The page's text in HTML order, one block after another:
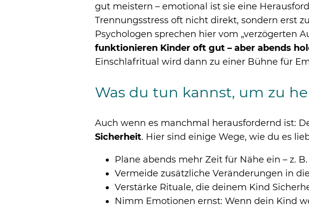
gut meistern – emotional ist sie eine
Trennungsstress oft nicht direkt, sondern erst
Psychologen sprechen hier vom „verzögerten
funktionieren Kinder oft gut – aber abends
Einschlafritual wird dann zu einer Bühne für
Was du tun kannst, um zu
Auch wenn es manchmal herausfordernd ist:
Sicherheit. Hier sind einige Wege, wie du es
Plane abends mehr Zeit für Nähe ein – z.
Vermeide zusätzliche Veränderungen in
Verstärke Rituale, die deinem Kind
Nimm Emotionen ernst: Wenn dein Kind